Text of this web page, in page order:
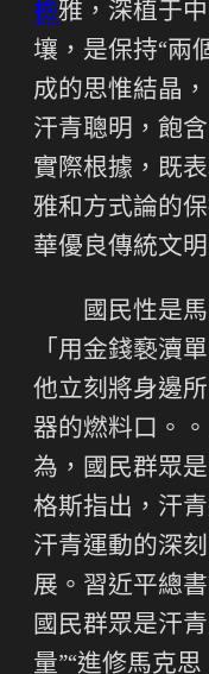
檢雅，深植于
壤，是保持“兩
成的思惟結晶
汗青聰明，飽
實際根據，既
雅和方式論的
華優良傳統文
國民性是
「用金錢褻瀆
他立刻將身邊
器的燃料口。
為，國民群眾
格斯指出，汗
汗青運動的深
展。習近平總
國民群眾是汗
量”“進修馬克